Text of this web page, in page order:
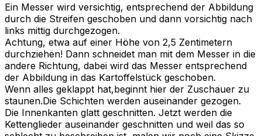
Ein Messer wird versichtig, entsprechend der Abbildung
durch die Streifen geschoben und dann vorsichtig nach
links mittig durchgezogen.
Achtung, etwa auf einer Höhe von 2,5 Zentimetern
durchziehen! Dann schneidet man mit dem Messer in die
andere Richtung, dabei wird das Messer entsprechend
der Abbildung in das Kartoffelstück geschoben.
Wenn alles geklappt hat,beginnt hier der Zuschauer zu
staunen.Die Schichten werden auseinander gezogen.
Die Innenkanten glatt geschnitten. Jetzt werden die
Kettenglieder auseinander geschnitten und weil das so